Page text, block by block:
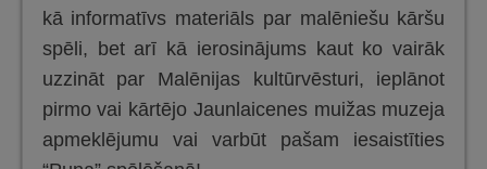
kā informatīvs materiāls par malēniešu kāršu
spēli, bet arī kā ierosinājums kaut ko vairāk
uzzināt par Malēnijas kultūrvēsturi, ieplānot
pirmo vai kārtējo Jaunlaicenes muižas muzeja
apmeklējumu vai varbūt pašam iesaistīties